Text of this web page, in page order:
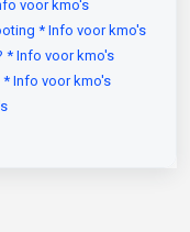
voor kmo's
* Info voor kmo's
* Info voor kmo's
Info voor kmo's